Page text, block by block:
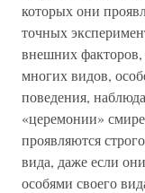
которых они
точных
внешних
многих видов,
поведения,
«церемонии»
проявляются
вида, даже если
особями своего